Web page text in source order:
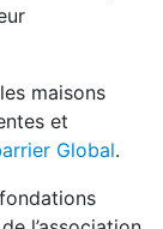
maisons
et
Global.